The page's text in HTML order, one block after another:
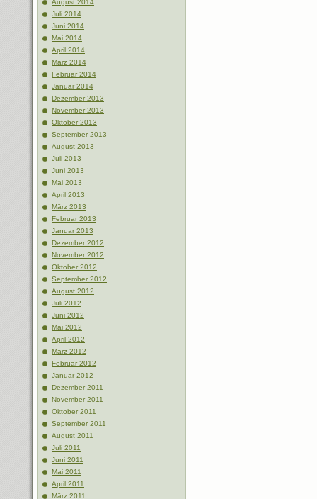
August 2014
Juli 2014
Juni 2014
Mai 2014
April 2014
März 2014
Februar 2014
Januar 2014
Dezember 2013
November 2013
Oktober 2013
September 2013
August 2013
Juli 2013
Juni 2013
Mai 2013
April 2013
März 2013
Februar 2013
Januar 2013
Dezember 2012
November 2012
Oktober 2012
September 2012
August 2012
Juli 2012
Juni 2012
Mai 2012
April 2012
März 2012
Februar 2012
Januar 2012
Dezember 2011
November 2011
Oktober 2011
September 2011
August 2011
Juli 2011
Juni 2011
Mai 2011
April 2011
März 2011